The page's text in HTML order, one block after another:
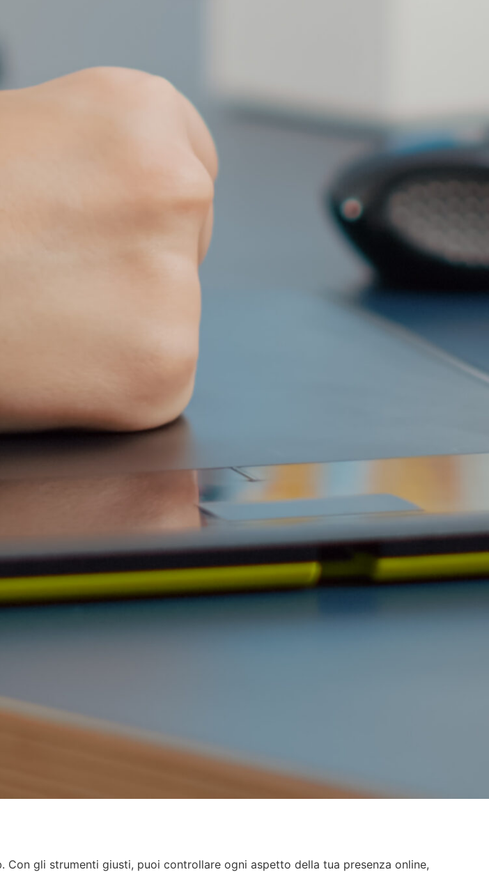
gli strumenti giusti, puoi controllare ogni aspetto della tua presenza online,